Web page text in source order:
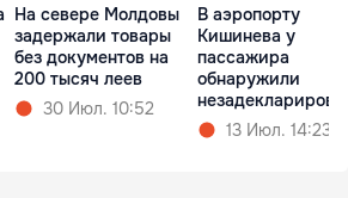
На севере Молдовы
задержали товары
без документов на
200 тысяч леев
30 Июл. 10:52
В аэропорту
Кишинева у
пассажира
обнаружили
ю валюту
13 Июл. 14:23